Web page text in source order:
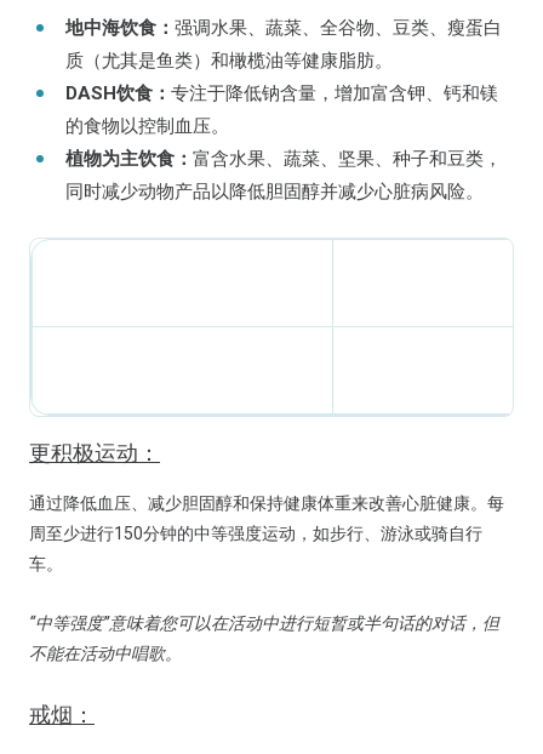
地中海饮食： 强调水果、蔬菜、全谷物、豆类、瘦蛋白
质（尤其是鱼类）和橄榄油等健康脂肪。
DASH饮食： 专注于降低钠含量，增加富含钾、钙和镁
的食物以控制血压。
植物为主饮食： 富含水果、蔬菜、坚果、种子和豆类，
同时减少动物产品以降低胆固醇并减少心脏病风险。
更积极运动：
通过降低血压、减少胆固醇和保持健康体重来改善心脏健康。每
周至少进行150分钟的中等强度运动，如步行、游泳或骑自行
车。
“中等强度”意味着您可以在活动中进行短暂或半句话的对话，但
不能在活动中唱歌。
戒烟：